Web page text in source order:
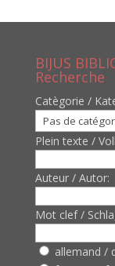
BIJUS
Recherche
Catègorie /
Plein texte /
Auteur / Autor:
Mot clef /
allemand /